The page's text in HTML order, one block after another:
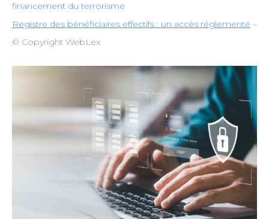
financement du terrorisme
Registre des bénéficiaires effectifs : un accès réglementé –
© Copyright WebLex